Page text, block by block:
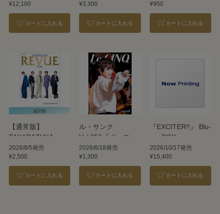
¥12,100
カートに入れる
REVUE 2026
¥3,300
カートに入れる
¥950
カートに入れる
【通常版】
TAKARAZUKA
REVUE 2026
2026/8/5発売
¥2,500
カートに入れる
ル・サンク
Vol.256『ポーの一
族』＜雪組＞
2026/8/18発売
¥1,300
カートに入れる
『EXCITER!!』 Blu-
ray BOX
2026/10/17発売
¥15,400
カートに入れる